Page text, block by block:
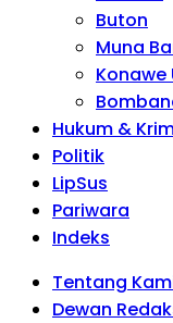
Buton
Muna
Konawe
Hukum &
Politik
LipSus
Pariwara
Indeks
Tentang
Dewan